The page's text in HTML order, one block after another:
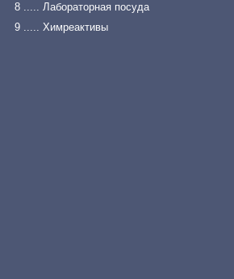
8 ..... Лабораторная посуда
9 ..... Химреактивы